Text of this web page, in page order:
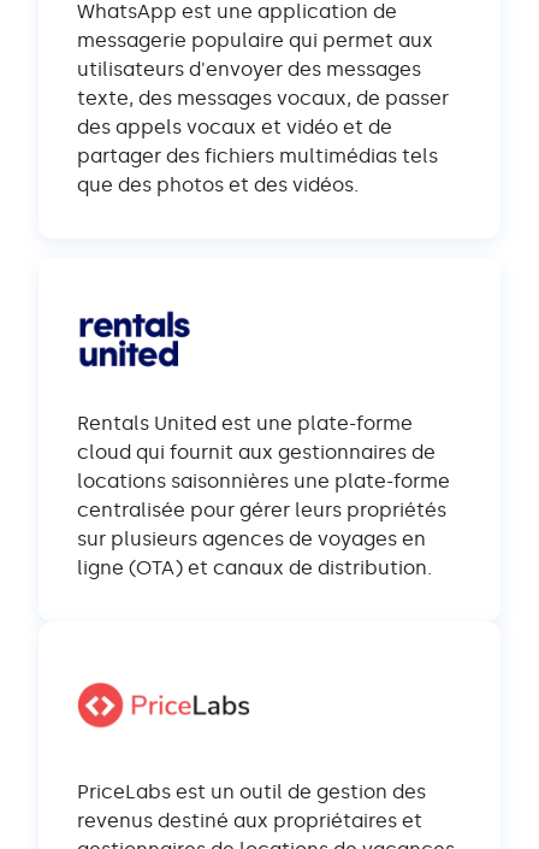
WhatsApp est une application de
messagerie populaire qui permet aux
utilisateurs d'envoyer des messages
texte, des messages vocaux, de passer
des appels vocaux et vidéo et de
partager des fichiers multimédias tels
que des photos et des vidéos.
Rentals United est une plate-forme
cloud qui fournit aux gestionnaires de
locations saisonnières une plate-forme
centralisée pour gérer leurs propriétés
sur plusieurs agences de voyages en
ligne (OTA) et canaux de distribution.
PriceLabs est un outil de gestion des
revenus destiné aux propriétaires et